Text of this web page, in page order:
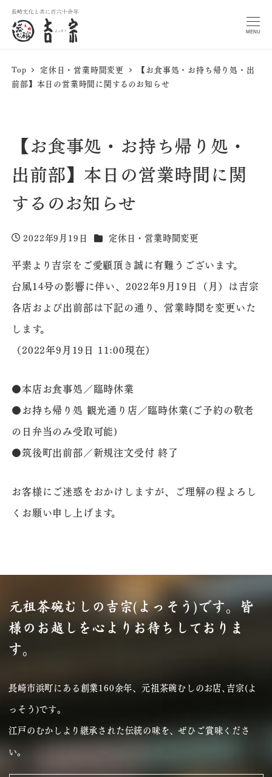
MENU
Top 定休日・営業時間変更
【お食事処・お持ち帰り処・出
前部】本日の営業時間に関するのお知らせ
【お食事処・お持ち帰り処・
出前部】本日の営業時間に関
するのお知らせ
投稿日
2022年9月19日 カテゴリー
定休日・営業時間変更
平素より吉宗をご愛顧頂き誠に有難うございます。
台風14号の影響に伴い、2022年9月19日（月）は吉宗
各店および出前部は下記の通り、営業時間を変更いた
します。
（2022年9月19日 11:00現在）
●本店お食事処／臨時休業
●お持ち帰り処 観光通り店／臨時休業(ご予約の敬老
の日弁当のみ受取可能)
●筑後町出前部／新規注文受付 終了
お客様にご迷惑をおかけしますが、ご理解の程よろし
くお願い申し上げます。
元祖茶碗むしの吉宗(よっそう)です。皆
様のお越しを心よりお待ちしておりま
す。
長崎市浜町にある創業160余年、元祖茶碗むしのお店､吉宗(よ
っそう)です｡
江戸のむかしより継承された伝統の味を、ぜひご賞味くださ
い。